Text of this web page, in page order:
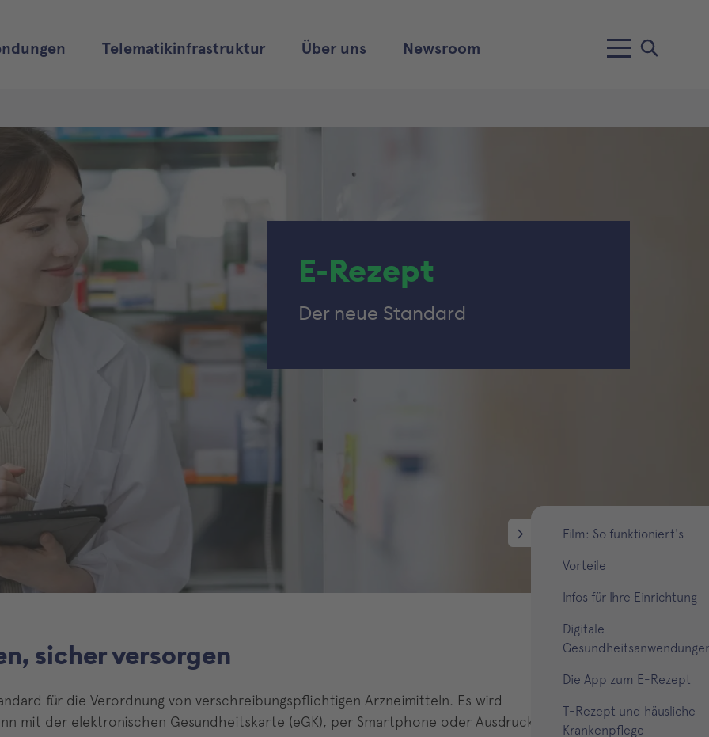
Telematikinfrastruktur Über uns Newsroom
Film: So funktioniert's
Vorteile
Infos für Ihre Einrichtung
Digitale
Die App zum E-Rezept
T-Rezept und häusliche
Krankenpflege
E-Rezept
Der neue Standard
sicher versorgen
für die Verordnung von verschreibungspflichtigen Arzneimitteln. Es wird
mit der elektronischen Gesundheitskarte (eGK), per Smartphone oder Ausdruck